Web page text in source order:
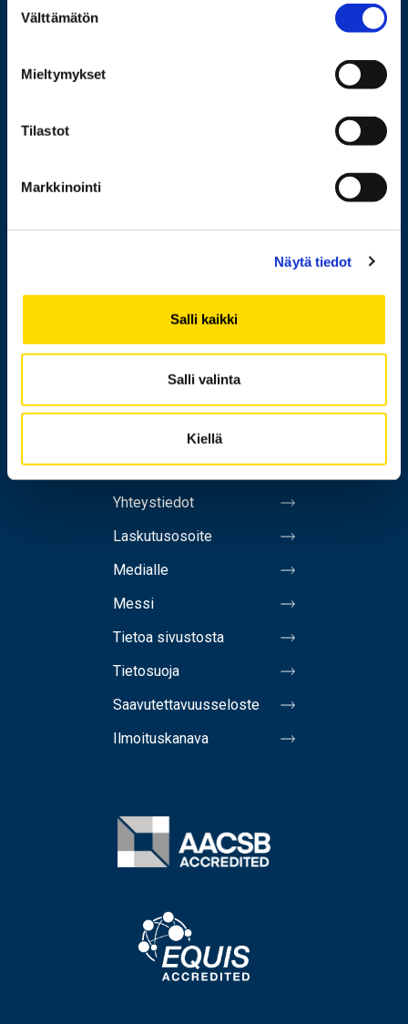
valinta
Välttämätön
Mieltymykset
Tilastot
Markkinointi
Näytä tiedot
Salli kaikki
Salli valinta
Kiellä
Yhteistyö
Uutishuone
Yliopisto
Henkilöhaku
Yhteystiedot
Laskutusosoite
Medialle
Messi
Tietoa sivustosta
Tietosuoja
Saavutettavuusseloste
Ilmoituskanava
Image
Image